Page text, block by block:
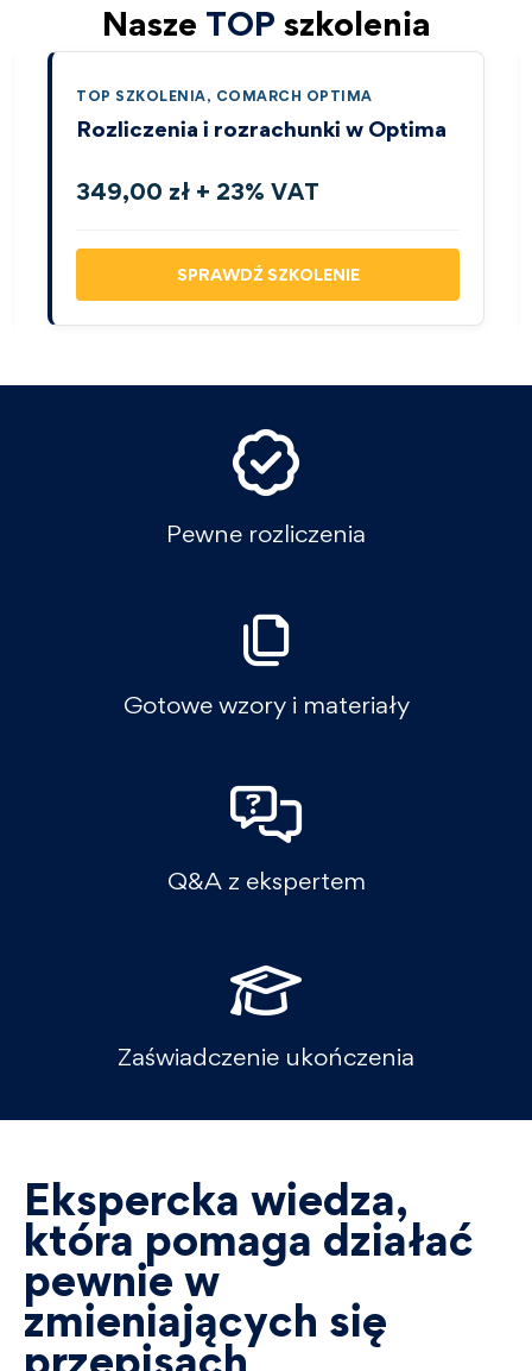
Nasze TOP szkolenia
TOP SZKOLENIA, COMARCH OPTIMA
Rozliczenia i rozrachunki w Optima
349,00 zł + 23% VAT
SPRAWDŹ SZKOLENIE
Pewne rozliczenia
Gotowe wzory i materiały
Q&A z ekspertem
Zaświadczenie ukończenia
Ekspercka wiedza,
która pomaga działać
pewnie w
zmieniających się